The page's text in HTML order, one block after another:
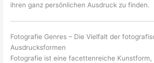
ihren ganz persönlichen Ausdruck zu finden.
Fotografie Genres – Die Vielfalt der
Ausdrucksformen
Fotografie ist eine facettenreiche Kunstform,